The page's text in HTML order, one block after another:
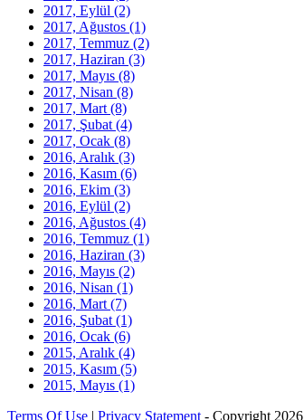
2017, Eylül (2)
2017, Ağustos (1)
2017, Temmuz (2)
2017, Haziran (3)
2017, Mayıs (8)
2017, Nisan (8)
2017, Mart (8)
2017, Şubat (4)
2017, Ocak (8)
2016, Aralık (3)
2016, Kasım (6)
2016, Ekim (3)
2016, Eylül (2)
2016, Ağustos (4)
2016, Temmuz (1)
2016, Haziran (3)
2016, Mayıs (2)
2016, Nisan (1)
2016, Mart (7)
2016, Şubat (1)
2016, Ocak (6)
2015, Aralık (4)
2015, Kasım (5)
2015, Mayıs (1)
Terms Of Use | Privacy Statement - Copyright 2026